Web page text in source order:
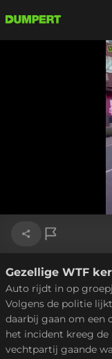
Link kopiëren
Gezellige WTF
Auto rijdt in op
Volgens de politie
daarbij gaan om een
het incident kreeg
vechtpartij gaande